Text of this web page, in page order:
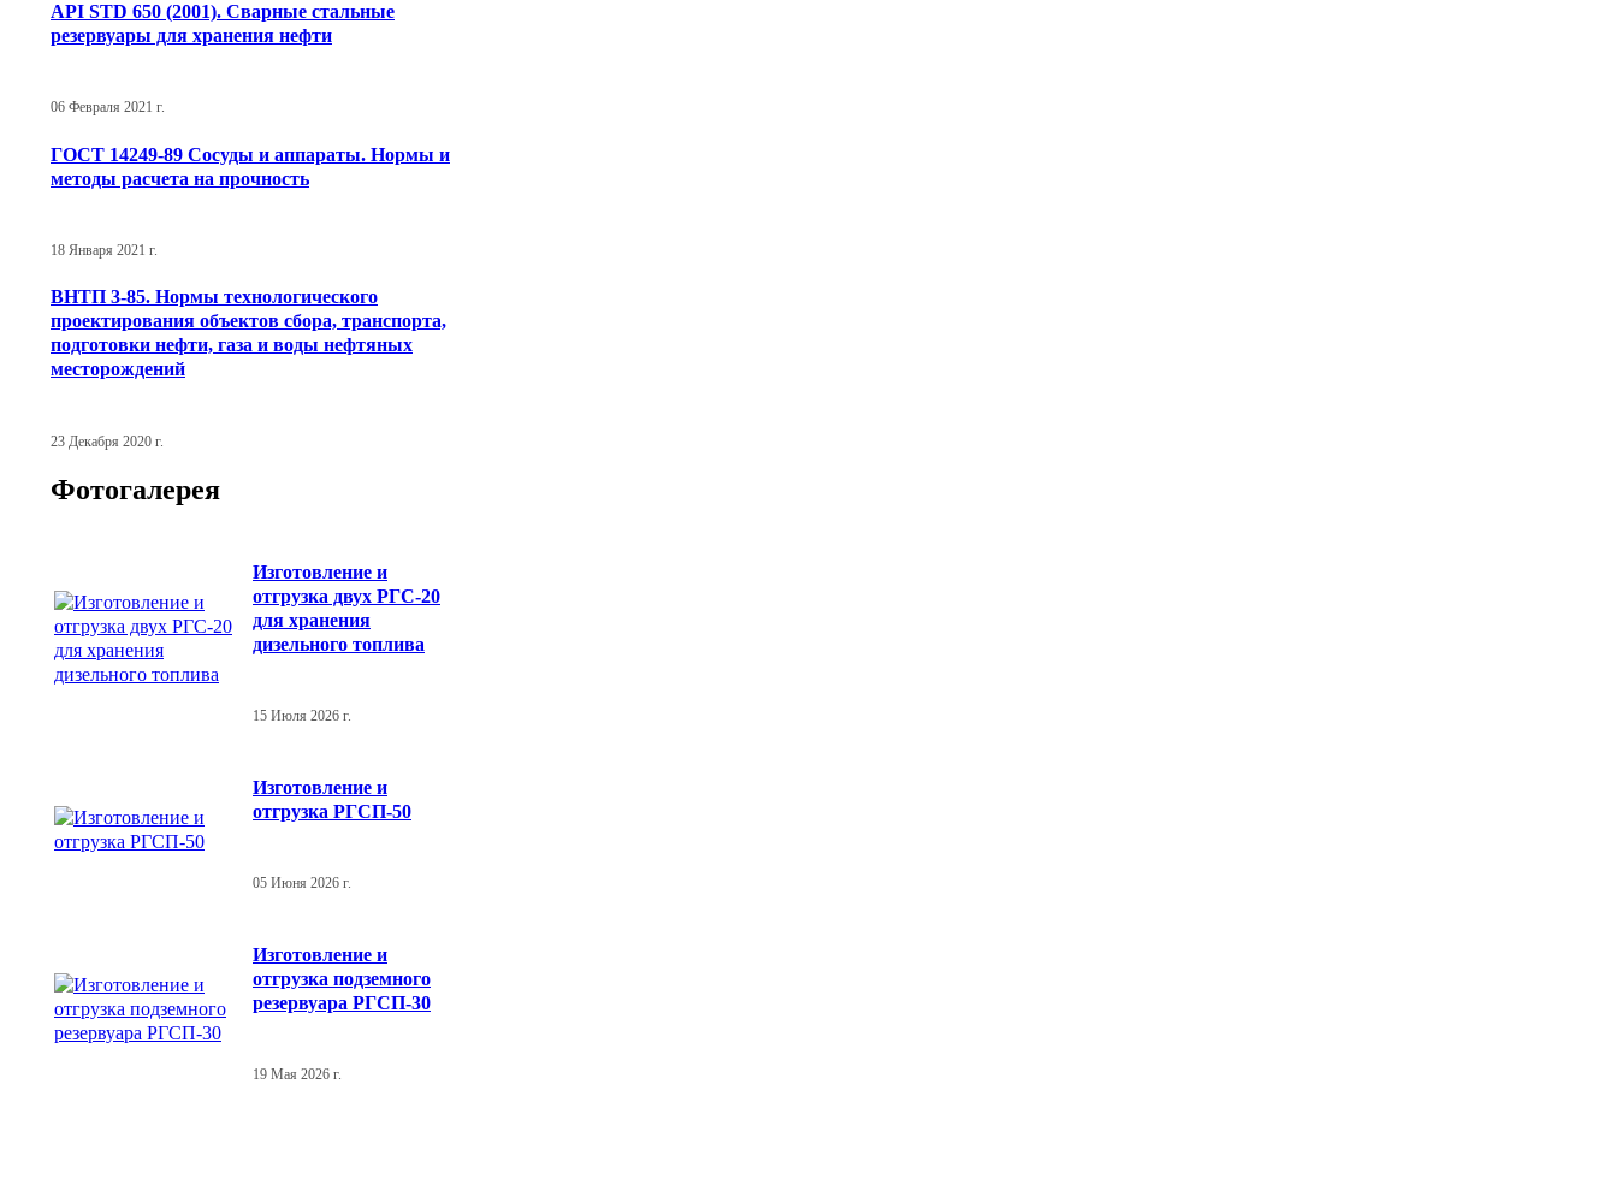
API STD 650 (2001). Сварные стальные
резервуары для хранения нефти
06 Февраля 2021 г.
ГОСТ 14249-89 Сосуды и аппараты. Нормы и
методы расчета на прочность
18 Января 2021 г.
ВНТП 3-85. Нормы технологического
проектирования объектов сбора, транспорта,
подготовки нефти, газа и воды нефтяных
месторождений
23 Декабря 2020 г.
Фотогалерея
Изготовление и
отгрузка двух РГС-20
для хранения
дизельного топлива
15 Июля 2026 г.
Изготовление и
отгрузка РГСП-50
05 Июня 2026 г.
Изготовление и
отгрузка подземного
резервуара РГСП-30
19 Мая 2026 г.